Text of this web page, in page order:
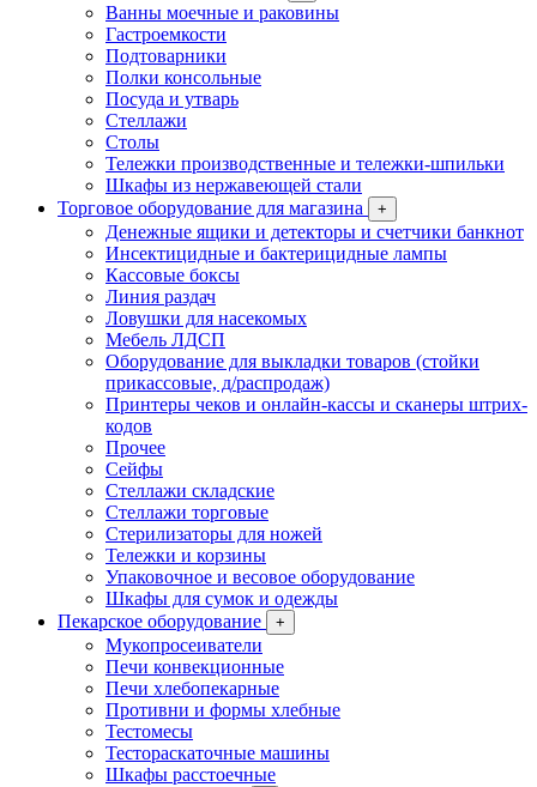
Ванны моечные и раковины
Гастроемкости
Подтоварники
Полки консольные
Посуда и утварь
Стеллажи
Столы
Тележки производственные и тележки-шпильки
Шкафы из нержавеющей стали
Торговое оборудование для магазина
+
Денежные ящики и детекторы и счетчики банкнот
Инсектицидные и бактерицидные лампы
Кассовые боксы
Линия раздач
Ловушки для насекомых
Мебель ЛДСП
Оборудование для выкладки товаров (стойки
прикассовые, д/распродаж)
Принтеры чеков и онлайн-кассы и сканеры штрих-
кодов
Прочее
Сейфы
Стеллажи складские
Стеллажи торговые
Стерилизаторы для ножей
Тележки и корзины
Упаковочное и весовое оборудование
Шкафы для сумок и одежды
Пекарское оборудование
+
Мукопросеиватели
Печи конвекционные
Печи хлебопекарные
Противни и формы хлебные
Тестомесы
Тестораскаточные машины
Шкафы расстоечные